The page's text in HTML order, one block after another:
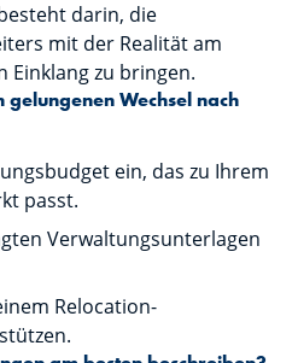
darin, die
mit der Realität am
Einklang zu bringen.
Wechsel nach
ein, das zu Ihrem
passt.
Verwaltungsunterlagen
Relocation-